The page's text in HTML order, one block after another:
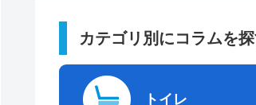
カテゴリ別にコラムを
トイレ